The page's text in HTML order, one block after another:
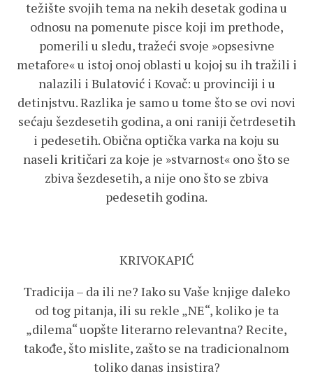
težište svojih tema na nekih desetak godina u
odnosu na pomenute pisce koji im prethode,
pomerili u sledu, tražeći svoje »opsesivne
metafore« u istoj onoj oblasti u kojoj su ih tražili i
nalazili i Bulatović i Kovač: u provinciji i u
detinjstvu. Razlika je samo u tome što se ovi novi
sećaju šezdesetih godina, a oni raniji četrdesetih
i pedesetih. Obična optička varka na koju su
naseli kritičari za koje je »stvarnost« ono što se
zbiva šezdesetih, a nije ono što se zbiva
pedesetih godina.
KRIVOKAPIĆ
Tradicija – da ili ne? Iako su Vaše knjige daleko
od tog pitanja, ili su rekle „NE“, koliko je ta
„dilema“ uopšte literarno relevantna? Recite,
takođe, što mislite, zašto se na tradicionalnom
toliko danas insistira?